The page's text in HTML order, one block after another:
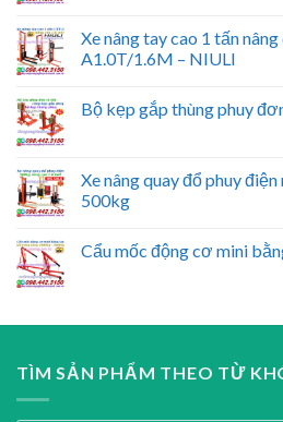
Xe nâng tay cao 1 tấn
A1.0T/1.6M – NIULI
Bộ kẹp gắp thùng phuy
Xe nâng quay đổ phuy
500kg
Cẩu mốc động cơ mini
TÌM SẢN PHẨM THEO TỪ